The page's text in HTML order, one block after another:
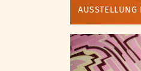
AUSSTELLUNG